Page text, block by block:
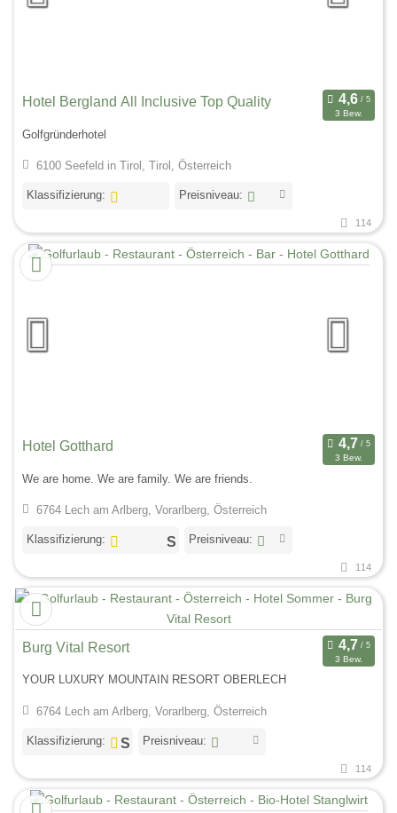
Hotel Bergland All Inclusive Top Quality
3 Bew.
Golfgründerhotel
6100 Seefeld in Tirol, Tirol, Österreich
Klassifizierung: Preisniveau:
114
Hotel Gotthard
3 Bew.
We are home. We are family. We are friends.
6764 Lech am Arlberg, Vorarlberg, Österreich
Klassifizierung: Preisniveau:
114
Burg Vital Resort
3 Bew.
YOUR LUXURY MOUNTAIN RESORT OBERLECH
6764 Lech am Arlberg, Vorarlberg, Österreich
Klassifizierung: Preisniveau:
114